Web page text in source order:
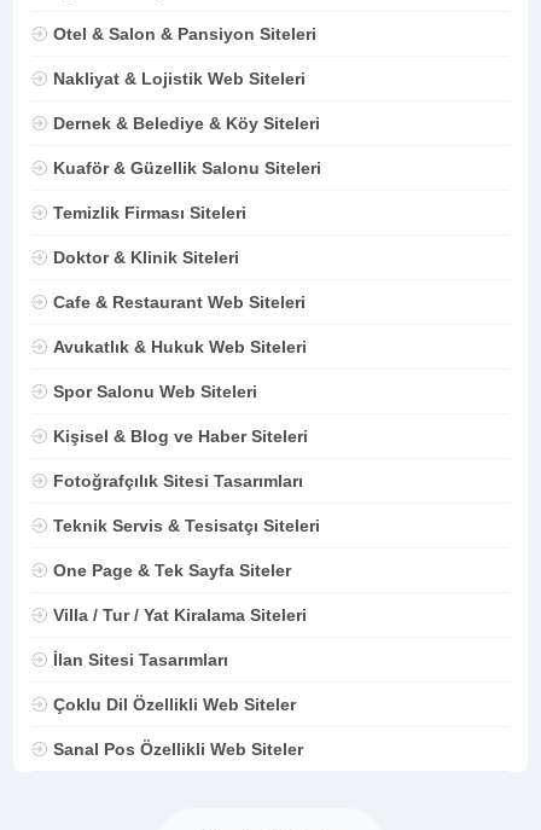
Otel & Salon & Pansiyon Siteleri
Nakliyat & Lojistik Web Siteleri
Dernek & Belediye & Köy Siteleri
Kuaför & Güzellik Salonu Siteleri
Temizlik Firması Siteleri
Doktor & Klinik Siteleri
Cafe & Restaurant Web Siteleri
Avukatlık & Hukuk Web Siteleri
Spor Salonu Web Siteleri
Kişisel & Blog ve Haber Siteleri
Fotoğrafçılık Sitesi Tasarımları
Teknik Servis & Tesisatçı Siteleri
One Page & Tek Sayfa Siteler
Villa / Tur / Yat Kiralama Siteleri
İlan Sitesi Tasarımları
Çoklu Dil Özellikli Web Siteler
Sanal Pos Özellikli Web Siteler